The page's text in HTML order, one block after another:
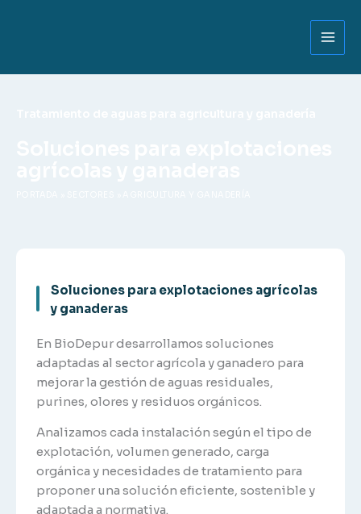
Soluciones para explotaciones agrícolas
y ganaderas
En BioDepur desarrollamos soluciones
adaptadas al sector agrícola y ganadero para
mejorar la gestión de aguas residuales,
purines, olores y residuos orgánicos.
Analizamos cada instalación según el tipo de
explotación, volumen generado, carga
orgánica y necesidades de tratamiento para
proponer una solución eficiente, sostenible y
adaptada a normativa.